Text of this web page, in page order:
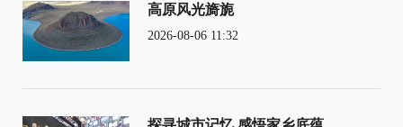
高原风光旖旎
2026-08-06 11:32